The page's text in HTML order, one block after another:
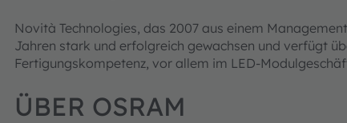
Novità Technologies, das 2007 aus einem
Jahren stark und erfolgreich gewachsen und verfügt
Fertigungskompetenz, vor allem im LED-
ÜBER OSRAM